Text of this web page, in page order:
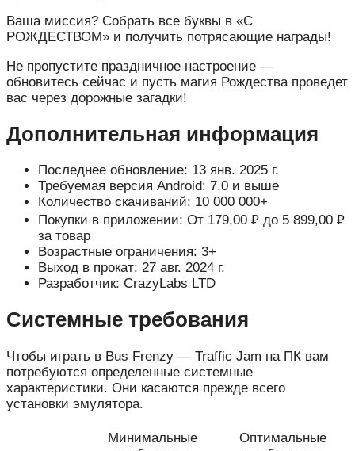
Ваша миссия? Собрать все буквы в «С
РОЖДЕСТВОМ» и получить потрясающие награды!
Не пропустите праздничное настроение —
обновитесь сейчас и пусть магия Рождества проведет
вас через дорожные загадки!
Дополнительная информация
Последнее обновление: 13 янв. 2025 г.
Требуемая версия Android: 7.0 и выше
Количество скачиваний: 10 000 000+
Покупки в приложении: От 179,00 ₽ до 5 899,00 ₽
за товар
Возрастные ограничения: 3+
Выход в прокат: 27 авг. 2024 г.
Разработчик: CrazyLabs LTD
Системные требования
Чтобы играть в Bus Frenzy — Traffic Jam на ПК вам
потребуются определенные системные
характеристики. Они касаются прежде всего
установки эмулятора.
Минимальные
Оптимальные